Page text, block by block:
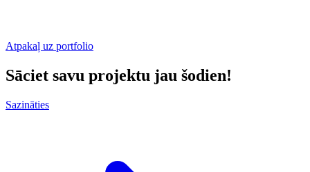
Atpakaļ uz portfolio
Sāciet savu projektu jau šodien!
Sazināties